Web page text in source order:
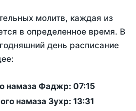
молитв, каждая из
в определенное время. В
день расписание
намаза Фаджр: 07:15
намаза Зухр: 13:31